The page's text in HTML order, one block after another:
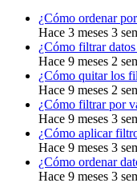
¿Cómo ordenar
Hace 3 meses 3
¿Cómo filtrar
Hace 9 meses 2
¿Cómo quitar los
Hace 9 meses 2
¿Cómo filtrar por
Hace 9 meses 3
¿Cómo aplicar
Hace 9 meses 3
¿Cómo ordenar
Hace 9 meses 3